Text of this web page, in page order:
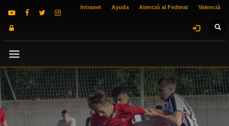
Intranet Ayuda Atenció al Federat Valencià